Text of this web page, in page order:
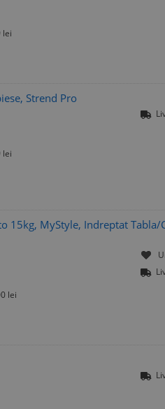
lei
Strend Pro
lei
15kg, MyStyle, Indreptat Tabla/
lei